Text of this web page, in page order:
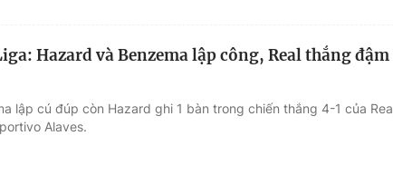
Hazard và Benzema lập công, Real thắng đậm
lập cú đúp còn Hazard ghi 1 bàn trong chiến thắng 4-1 của
Alaves.